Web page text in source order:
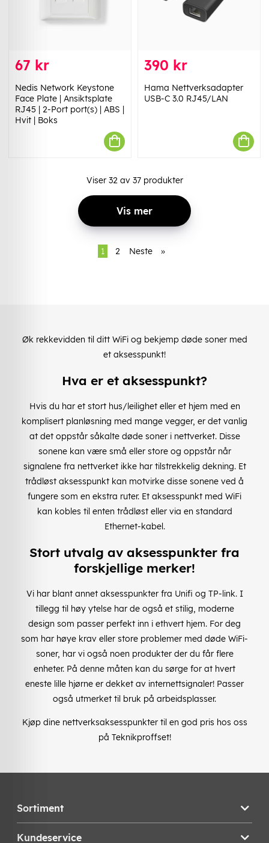
67 kr
Nedis Network Keystone
Face Plate | Ansiktsplate
RJ45 | 2-Port port(s) | ABS |
Hvit | Boks
390 kr
Hama Nettverksadapter
USB-C 3.0 RJ45/LAN
Viser 32av 37produkter
Vis mer
1 2 Neste »
Øk rekkevidden til ditt WiFi og bekjemp døde soner med
et aksesspunkt!
Hva er et aksesspunkt?
Hvis du har et stort hus/leilighet eller et hjem med en
komplisert planløsning med mange vegger, er det vanlig
at det oppstår såkalte døde soner i nettverket. Disse
sonene kan være små eller store og oppstår når
signalene fra nettverket ikke har tilstrekkelig dekning. Et
trådløst aksesspunkt kan motvirke disse sonene ved å
fungere som en ekstra ruter. Et aksesspunkt med WiFi
kan kobles til enten trådløst eller via en standard
Ethernet-kabel.
Stort utvalg av aksesspunkter fra
forskjellige merker!
Vi har blant annet aksesspunkter fra Unifi og TP-link. I
tillegg til høy ytelse har de også et stilig, moderne
design som passer perfekt inn i ethvert hjem. For deg
som har høye krav eller store problemer med døde WiFi-
soner, har vi også noen produkter der du får flere
enheter. På denne måten kan du sørge for at hvert
eneste lille hjørne er dekket av internettsignaler! Passer
også utmerket til bruk på arbeidsplasser.
Kjøp dine nettverksaksesspunkter til en god pris hos oss
på Teknikproffset!
Sortiment
Kundeservice